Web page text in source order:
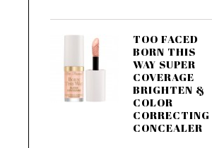
TOO FACED
BORN THIS
WAY SUPER
COVERAGE
BRIGHTEN &
COLOR
CORRECTING
CONCEALER